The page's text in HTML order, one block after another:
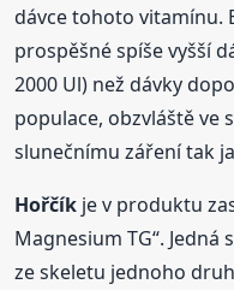
dávce tohoto vitamínu.
prospěšné spíše vyšší
2000 Ul) než dávky
populace, obzvláště ve
slunečnímu záření tak
Hořčík je v produktu
Magnesium TG“.
ze skeletu jednoho